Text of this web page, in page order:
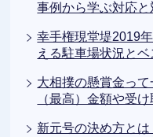
事例から学ぶ対応と
幸手権現堂堤2019
える駐車場状況とベ
大相撲の懸賞金っ
（最高）金額や受
新元号の決め方と